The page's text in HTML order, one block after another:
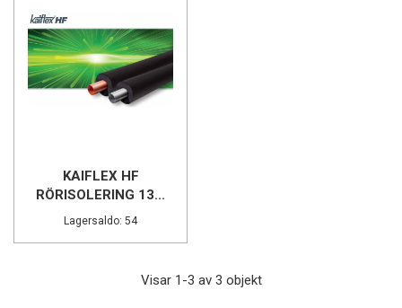
KAIFLEX HF
RÖRISOLERING 13...
Lagersaldo: 54
Visar 1-3 av 3 objekt